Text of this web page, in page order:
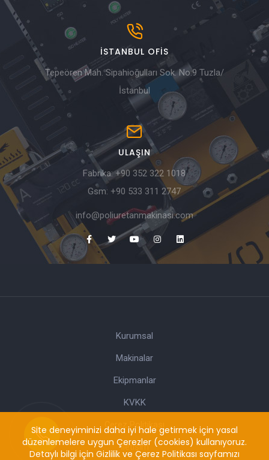
İSTANBUL OFIS
Tepeören Mah. Sipahioğulları Sok. No:9 Tuzla/
İstanbul
ULAŞIN
Fabrika:+90 352 322 1018
Gsm: +90 533 311 2747
info@poliuretanmakinasi.com
Kurumsal
Makinalar
Ekipmanlar
KVKK
Çerez Politikası
İletişim
Site deneyiminizi daha iyi hale getirmek için yasal
düzenlemelere uygun Çerezler (cookies) kullanıyoruz.
Detaylı bilgi için Gizlilik ve Çerez Politikası sayfamızı